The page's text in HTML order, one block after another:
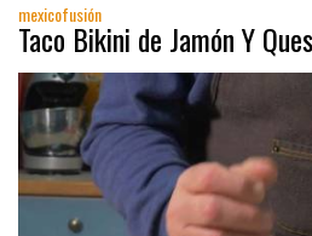
mexicofusión
Taco Bikini de Jamón Y